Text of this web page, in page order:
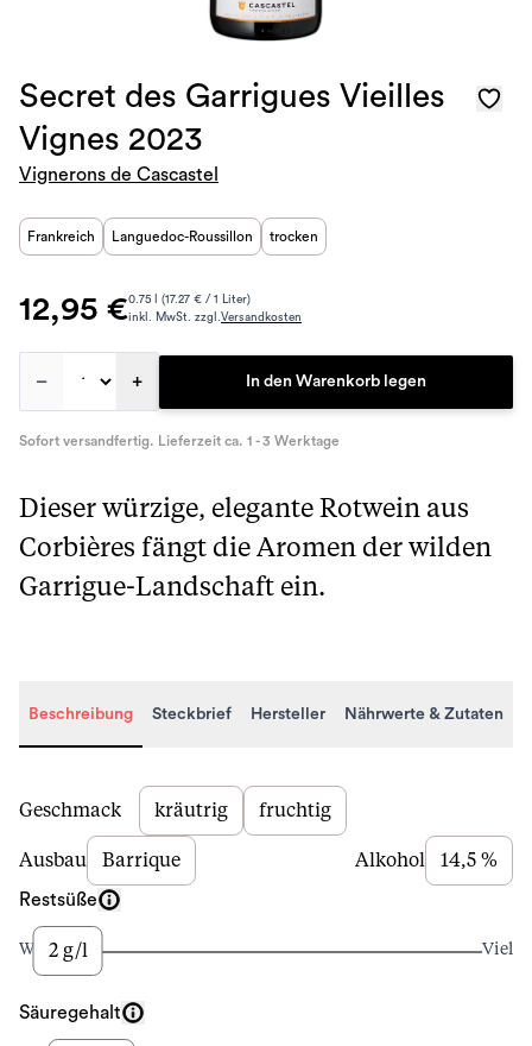
Secret des Garrigues Vieilles
Vignes 2023
Vignerons de Cascastel
Frankreich Languedoc-Roussillon trocken
12,95 €0.75 l (17.27 € / 1 Liter)
inkl. MwSt. zzgl.Versandkosten
– + In den Warenkorb legen
Sofort versandfertig. Lieferzeit ca. 1 - 3 Werktage
Dieser würzige, elegante Rotwein aus
Corbières fängt die Aromen der wilden
Garrigue-Landschaft ein.
Beschreibung Steckbrief Hersteller Nährwerte & Zutaten
Beschreibung
Geschmack kräutrig fruchtig
Ausbau Barrique Alkohol 14,5 %
Restsüße
Wenig2 g/l Viel
Säuregehalt